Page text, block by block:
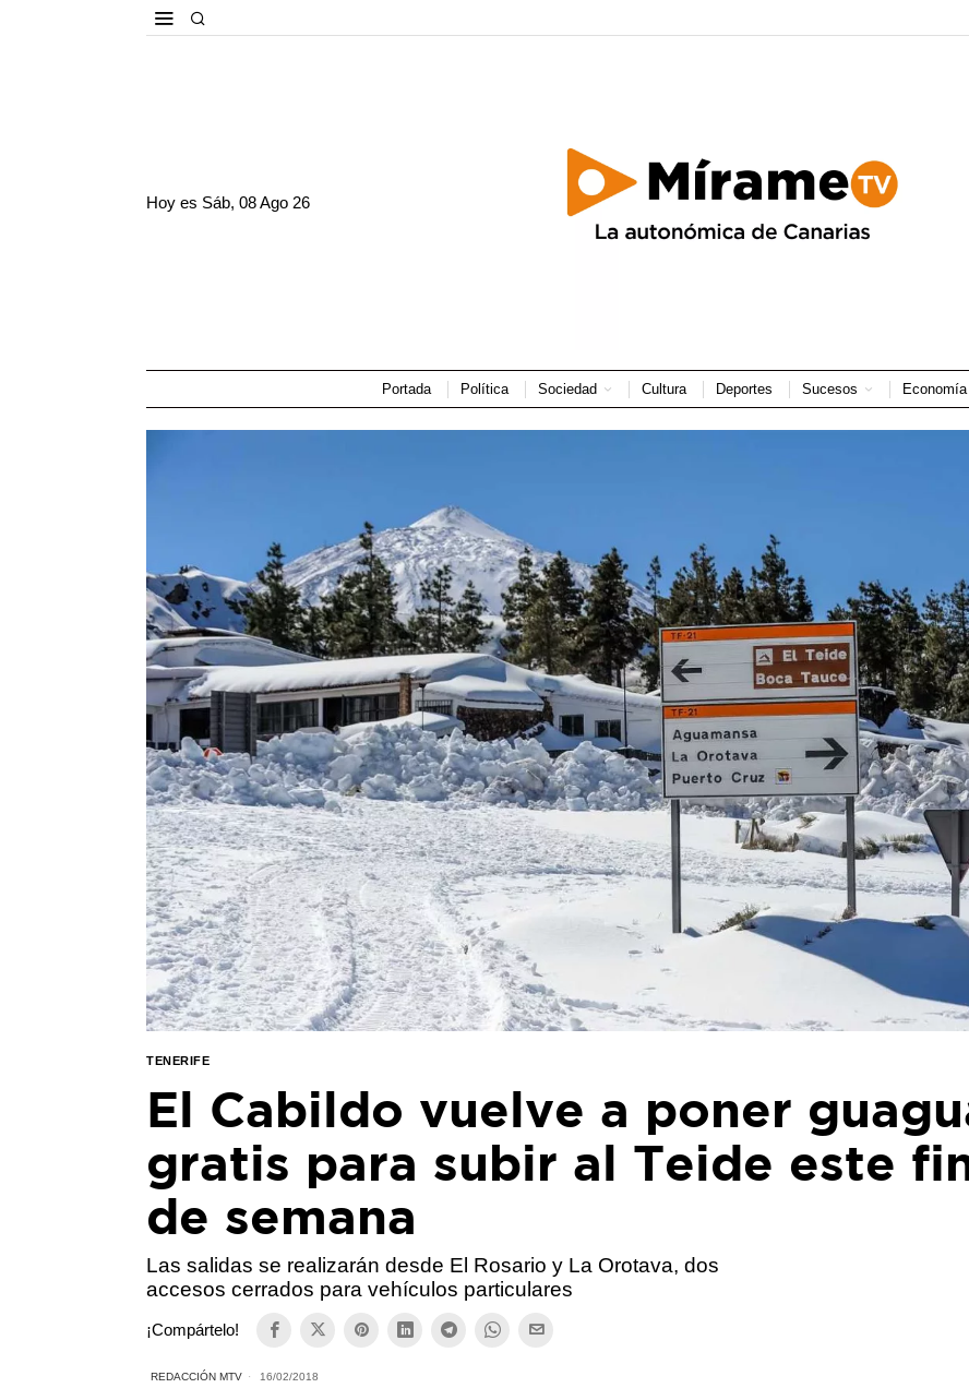
Hoy es Sáb, 08 Ago 26
Portada Política Sociedad Cultura Deportes Sucesos Economía
TENERIFE
El Cabildo vuelve a poner
gratis para subir al Teide este
de semana
Las salidas se realizarán desde El Rosario y La Orotava, dos
accesos cerrados para vehículos particulares
¡Compártelo!
REDACCIÓN MTV 16/02/2018